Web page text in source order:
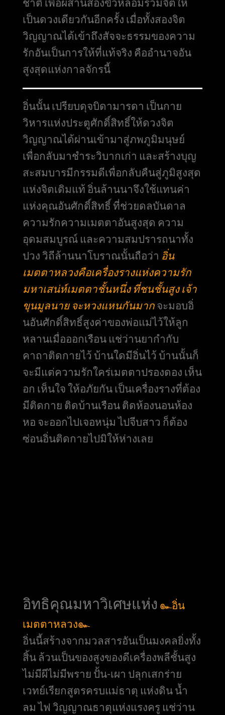
เป็นดวงเดียวกันอีกครั้ง เมื่อทั้งสองจิต
วิญญาณได้เข้าถึงสัจจะธรรมของความ
รักอันเป็นการให้ที่แท้จริง คืออำนาจอัน
สูงสุดแห่งกาลจักรนี้
อิ่นนั้น เปรียบดุจบิดามารดา เป็นกาย
วิหารแห่งประตูศักดิ์สิทธิ์ให้ดวงจิต
วิญญาณได้ผ่านเข้ามาสู่ภพภูมิมนุษย์
เพื่อกลับมาชำระวิบากเก่า และสร้างบุญ
สะสมบารมีกรรมดีเพื่อกลับคืนสู่ภูมิสูงสุด
แห่งจิตเดิมแท้ อิ่นล้านนาจึงใช้แทนค่า
แห่งคุณอันศักดิ์สิทธิ์ ที่ช่วยดลบันดาล
ความรักความเมตตาอันสูงสุด ความ
อุดมสมบูรณ์ และความสมปรารถนาทั้ง
ปวง วิถีล้านนาโบราณนั้นถือว่า อิ่น
เมตตาหลวงคือเครื่องรางแห่งความรัก
มหาเสน่ห์เมตตาชั้นหนึ่ง ที่ชนชั้นสูง เจ้า
ขุนมูลนาย จะหวงแหนกันมาก จะมอบอิ่
นอันศักดิ์สิทธิ์สูงค่าของพ่อแม่ไว้ให้ลูก
หลานเมื่อออกเรือน แช่ว่านยากำกับ
คาถาติดกายไว้ บ้านใดมีอิ่นไว้ บ้านนั้นก็
จะมีแต่ความรักใคร่เมตตาปรองดอง เห็น
อก เห็นใจ ให้อภัยกัน เป็นเครื่องรางที่ต้อง
มีติดกาย ติดบ้านเรือน ติดห้องนอนห้อง
หอ จะออกไปเจอหนุ่ม ไปจีบสาว ก็ต้อง
ซ่อนอิ่นติดกายไปมิให้ห่างเลย
อิทธิคุณมหาวิเศษแห่ง ๛อิ่น
เมตตาหลวง๛
อิ่นนี้สร้างจากมวลสารอันเป็นมงคลยิ่งทั้ง
สิ้น ล้วนเป็นของสูงของดีเครื่องพลีชั้นสูง
ไม่มีผีไม่มีพราย ปั้น-เผา ปลุกเสกร่าย
เวทย์เรียกสูตรครบแม่ธาตุ แห่งดิน น้ำ
ลม ไฟ วิญญาณธาตุแห่งแรงครู แช่ว่าน